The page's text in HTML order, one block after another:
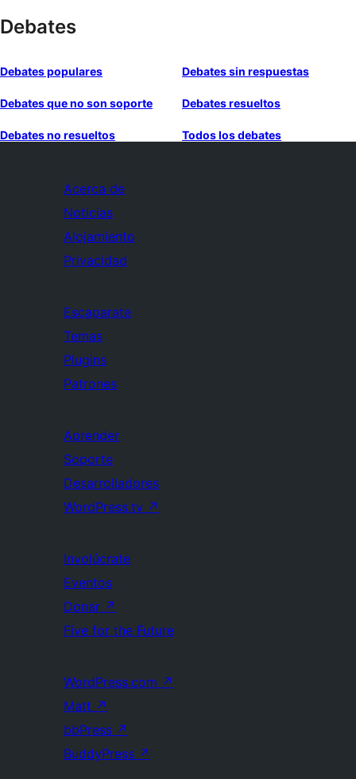
Debates
Debates populares Debates sin respuestas
Debates que no son soporte Debates resueltos
Debates no resueltos Todos los debates
Acerca de
Noticias
Alojamiento
Privacidad
Escaparate
Temas
Plugins
Patrones
Aprender
Soporte
Desarrolladores
WordPress.tv ↗
Involúcrate
Eventos
Donar ↗
Five for the Future
WordPress.com ↗
Matt ↗
bbPress ↗
BuddyPress ↗